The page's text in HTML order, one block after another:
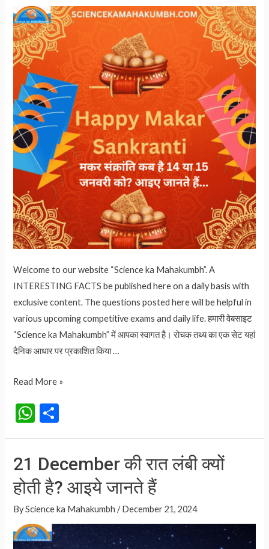
Welcome to our website “Science ka Mahakumbh”. A
INTERESTING FACTS be published here on a daily basis with
exclusive content. The questions posted here will be helpful in
various upcoming competitive exams and daily life. हमारी वेबसाइट
“Science ka Mahakumbh” में आपका स्वागत है। रोचक तथ्य का एक सेट यहां
दैनिक आधार पर प्रकाशित किया …
MAKAR
मकर
है
14
या
15
जनवरी
को?
Read More »
W
h
at
s
A
p
p
h
e
21 December की रात लंबी क्यों
होती है? आइये जानते हैं
ByScience ka Mahakumbh /December 21, 2024